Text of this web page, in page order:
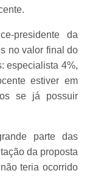
presidente da
no valor final do
especialista 4%,
estiver em
se já possuir
parte das
da proposta
teria ocorrido